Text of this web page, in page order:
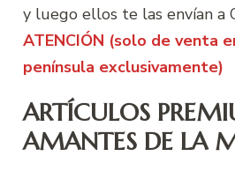
y luego ellos te las envían a
ATENCIÓN (solo de venta
península exclusivamente)
ARTÍCULOS
AMANTES DE LA